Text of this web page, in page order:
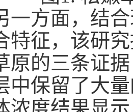
一方面，结
特征，该研
原的三条证
中保留了大